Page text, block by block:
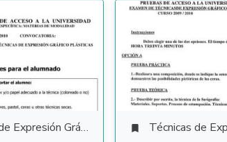
Gráfico Plástica  Técnicas de